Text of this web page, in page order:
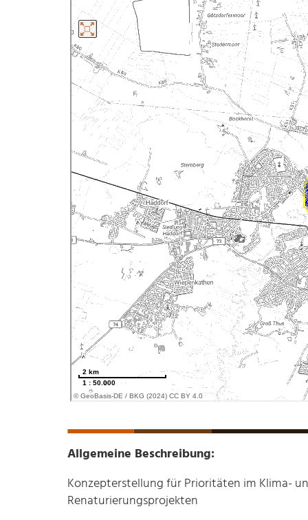
Allgemeine Beschreibung:
Konzepterstellung für Prioritäten im Klima-
Renaturierungsprojekten